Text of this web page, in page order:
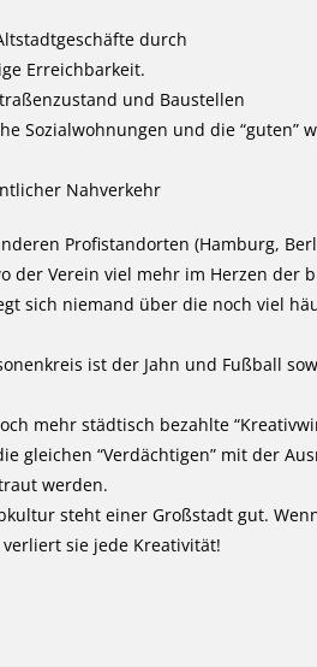
durch
Erreichbarkeit.
und Baustellen
Sozialwohnungen und die “guten”
Nahverkehr
Profistandorten (Hamburg,
der Verein viel mehr im Herzen der
sich niemand über die noch viel
ist der Jahn und Fußball
mehr städtisch bezahlte
gleichen “Verdächtigen” mit der
werden.
steht einer Großstadt gut.
verliert sie jede Kreativität!